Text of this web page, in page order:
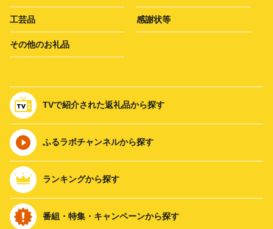
工芸品 感謝状等
その他のお礼品
TVで紹介された返礼品から探す
ふるラボチャンネルから探す
ランキングから探す
番組・特集・キャンペーンから探す